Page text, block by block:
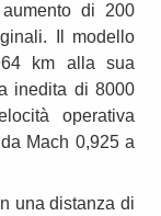
di 200
Il modello
km alla sua
inedita di 8000
operativa
Mach 0,925 a
una distanza di